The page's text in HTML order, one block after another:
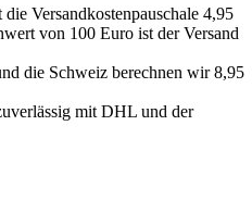
Versandkostenpauschale 4,95
von 100 Euro ist der Versand
die Schweiz berechnen wir 8,95
mit DHL und der